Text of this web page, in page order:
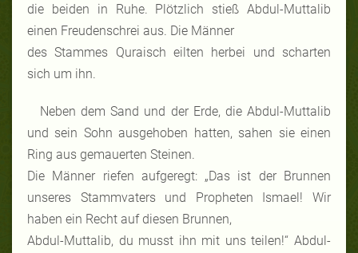
die beiden in Ruhe. Plötzlich stieß Abdul-Muttalib
einen Freudenschrei aus. Die Männer
des Stammes Quraisch eilten herbei und scharten
sich um ihn.
Neben dem Sand und der Erde, die Abdul-Muttalib
und sein Sohn ausgehoben hatten, sahen sie einen
Ring aus gemauerten Steinen.
Die Männer riefen aufgeregt: „Das ist der Brunnen
unseres Stammvaters und Propheten Ismael! Wir
haben ein Recht auf diesen Brunnen,
Abdul-Muttalib, du musst ihn mit uns teilen!“ Abdul-